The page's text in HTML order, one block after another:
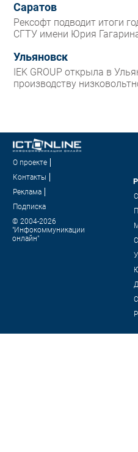
Саратов
Рексофт подводит итоги
СГТУ имени Юрия
Ульяновск
IEK GROUP открыла в
производству
О проекте
Контакты
Реклама
Подписка
© 2004-2026
"Инфокоммуникации
онлайн"